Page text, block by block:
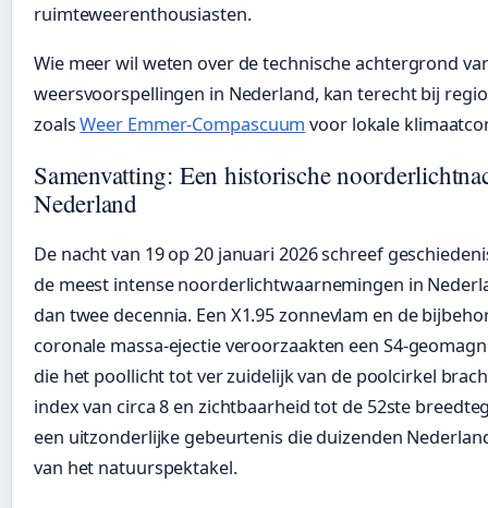
ruimteweerenthousiasten.
Wie meer wil weten over de technische achtergrond
weersvoorspellingen in Nederland, kan terecht bij
zoalsWeer Emmer-Compascuum voor lokale
Samenvatting: Een historische
Nederland
De nacht van 19 op 20 januari 2026 schreef
de meest intense noorderlichtwaarnemingen in
dan twee decennia. Een X1.95 zonnevlam en de
coronale massa-ejectie veroorzaakten een S4-
die het poollicht tot ver zuidelijk van de poolcirkel
index van circa 8 en zichtbaarheid tot de 52ste
een uitzonderlijke gebeurtenis die duizenden
van het natuurspektakel.